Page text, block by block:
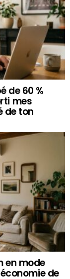
de 60 %
mes
de ton
en mode
de